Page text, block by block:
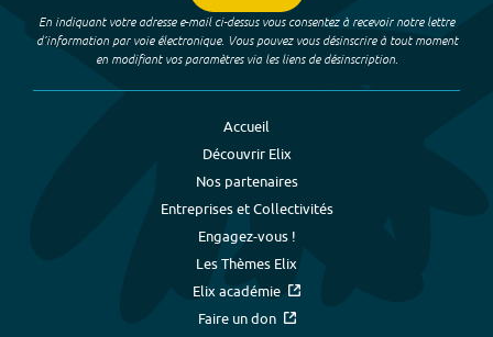
En indiquant votre adresse e-mail ci-dessus vous consentez à recevoir notre lettre
d’information par voie électronique. Vous pouvez vous désinscrire à tout moment
en modifiant vos paramètres via les liens de désinscription.
Accueil
Découvrir Elix
Nos partenaires
Entreprises et Collectivités
Engagez-vous !
Les Thèmes Elix
Elix académie
Faire un don